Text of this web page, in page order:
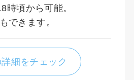
時頃から可能。
できます。
細をチェック